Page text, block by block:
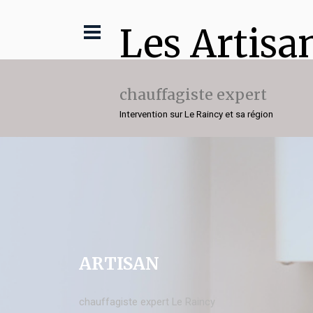
Les
chauffagiste expert
Intervention sur Le Raincy et sa région
ARTISAN
chauffagiste expert Le Raincy